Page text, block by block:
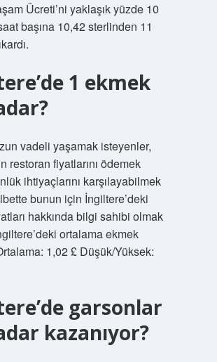
Ücreti’ni yaklaşık yüzde 10
başına 10,42 sterlinden 11
1 ekmek
vadeli yaşamak isteyenler,
restoran fiyatlarını ödemek
ihtiyaçlarını karşılayabilmek
bunun için İngiltere’deki
hakkında bilgi sahibi olmak
ortalama ekmek
1,02 £ Düşük/Yüksek:
garsonlar
kazanıyor?